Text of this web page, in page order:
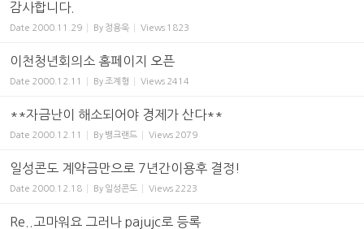
감사합니다.
Date 2000.11.29 By 정용욱 Views 1823
이천청년회의소 홈페이지 오픈
Date 2000.12.11 By조계형 Views 2414
**자금난이 해소되어야 경제가 산다**
Date 2000.12.11 By 뱅크랜드 Views 2079
일성콘도 계약금만으로 7년간이용후 결정!
Date 2000.12.18 By 일성콘도 Views 2223
Re..고마워요 그러나 pajujc로 등록